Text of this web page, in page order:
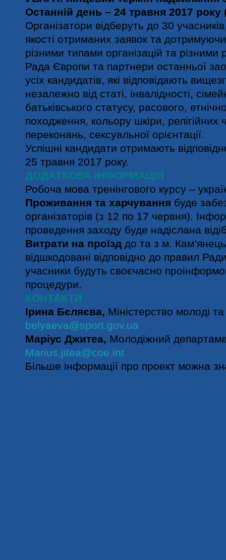
Останній день – 24 травня 2017 року
Організатори відберуть до 30
якості отриманих заявок та
різними типами організацій та різними
Рада Європи та партнери останньої
усіх кандидатів, які відповідають
незалежно від статі, інвалідності,
батьківського статусу, расового,
походження, кольору шкіри, релігійних
переконань, сексуальної орієнтації.
Успішні кандидати отримають
25 травня 2017 року.
ДОДАТКОВА ІНФОРМАЦІЯ
Робоча мова тренінгового курсу –
Проживання та харчування буде
організаторів (з 12 по 17 червня).
проведення заходу буде надіслана
Витрати на проїзд до та з м.
відшкодовані відповідно до правил
учасники будуть своєчасно
процедури.
КОНТАКТИ
Ірина Бєляєва, Міністерство молоді
belyaeva@sport.gov.ua
Маріус Джитеа, Молодіжний
Marius.jitea@coe.int
Більше інформації про проект можна